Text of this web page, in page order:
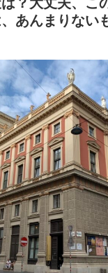
あんまりない